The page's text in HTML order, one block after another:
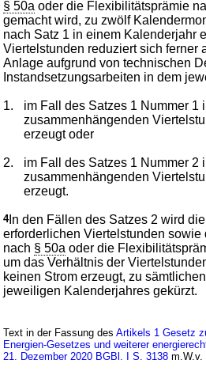
§ 50a oder die Flexibilitätsprämie
gemacht wird, zu zwölf
nach Satz 1 in einem Kalenderjahr
Viertelstunden reduziert sich ferner
Anlage aufgrund von technischen
Instandsetzungsarbeiten in dem
1.
im Fall des Satzes 1 Nummer 1
zusammenhängenden
erzeugt oder
2.
im Fall des Satzes 1 Nummer 2
zusammenhängenden
erzeugt.
4In den Fällen des Satzes 2 wird
erforderlichen Viertelstunden
nach § 50a oder die
um das Verhältnis der
keinen Strom erzeugt, zu
jeweiligen Kalenderjahres gekürzt.
Text in der Fassung desArtikels 1 Gesetz
Energien-Gesetzes und weiterer
21. Dezember 2020 BGBl. I S. 3138 m.W.v.